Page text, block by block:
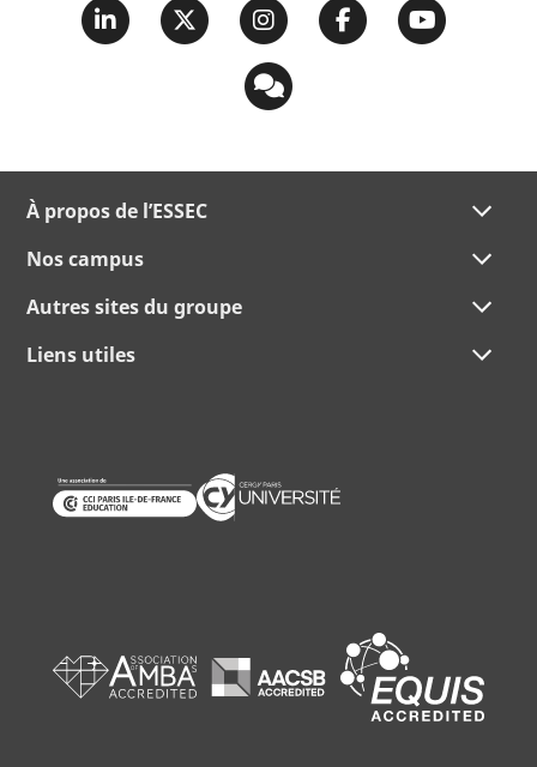
À propos de l’ESSEC
Nos campus
Autres sites du groupe
Liens utiles